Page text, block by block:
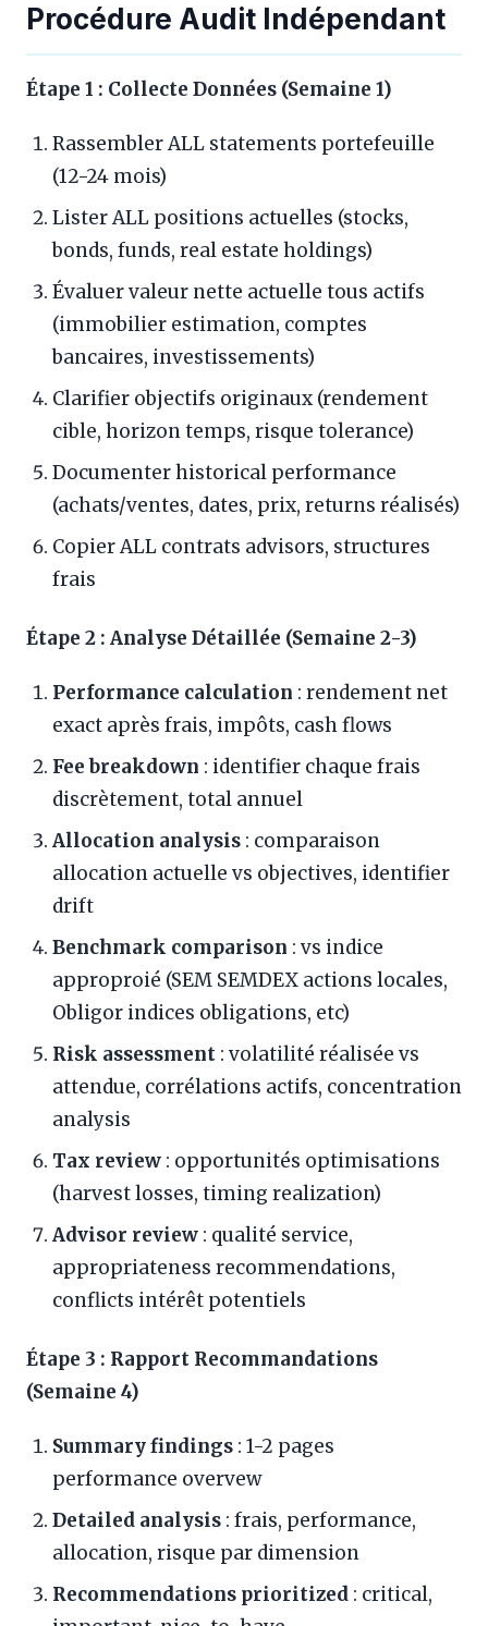
Procédure Audit Indépendant
Étape 1 : Collecte Données (Semaine 1)
Rassembler ALL statements portefeuille
(12-24 mois)
Lister ALL positions actuelles (stocks,
bonds, funds, real estate holdings)
Évaluer valeur nette actuelle tous actifs
(immobilier estimation, comptes
bancaires, investissements)
Clarifier objectifs originaux (rendement
cible, horizon temps, risque tolerance)
Documenter historical performance
(achats/ventes, dates, prix, returns réalisés)
Copier ALL contrats advisors, structures
frais
Étape 2 : Analyse Détaillée (Semaine 2-3)
Performance calculation : rendement net
exact après frais, impôts, cash flows
Fee breakdown : identifier chaque frais
discrètement, total annuel
Allocation analysis : comparaison
allocation actuelle vs objectives, identifier
drift
Benchmark comparison : vs indice
approproié (SEM SEMDEX actions locales,
Obligor indices obligations, etc)
Risk assessment : volatilité réalisée vs
attendue, corrélations actifs, concentration
analysis
Tax review : opportunités optimisations
(harvest losses, timing realization)
Advisor review : qualité service,
appropriateness recommendations,
conflicts intérêt potentiels
Étape 3 : Rapport Recommandations
(Semaine 4)
Summary findings : 1-2 pages
performance overvew
Detailed analysis : frais, performance,
allocation, risque par dimension
Recommendations prioritized : critical,